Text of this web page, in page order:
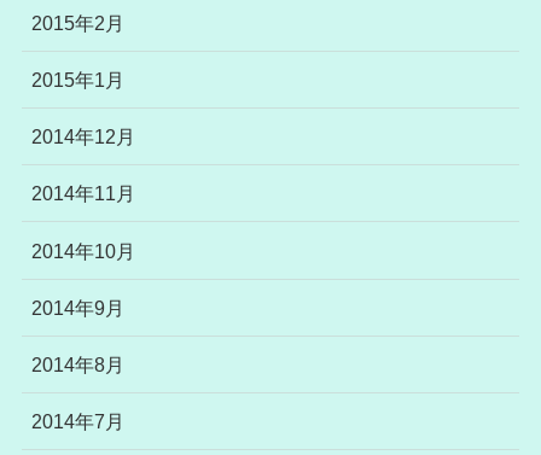
2015年2月
2015年1月
2014年12月
2014年11月
2014年10月
2014年9月
2014年8月
2014年7月